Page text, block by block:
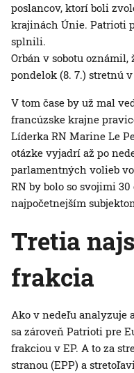
poslancov, ktorí boli
krajinách Únie. Patrioti
splnili.
Orbán v sobotu
pondelok (8. 7.) stretnú
V tom čase by už mal
francúzske krajne
Líderka RN Marine Le
otázke vyjadrí až po
parlamentných volieb
RN by bolo so svojimi
najpočetnejším
Tretia
frakcia
Ako v nedeľu analyzuje
sa zároveň Patrioti pre
frakciou v EP. A to za
stranou (EPP) a